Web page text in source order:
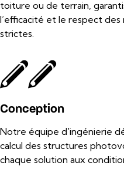
toiture ou de terrain,
l’efficacité et le respect
strictes.
Conception
Notre équipe d'ingénierie
calcul des structures
chaque solution aux